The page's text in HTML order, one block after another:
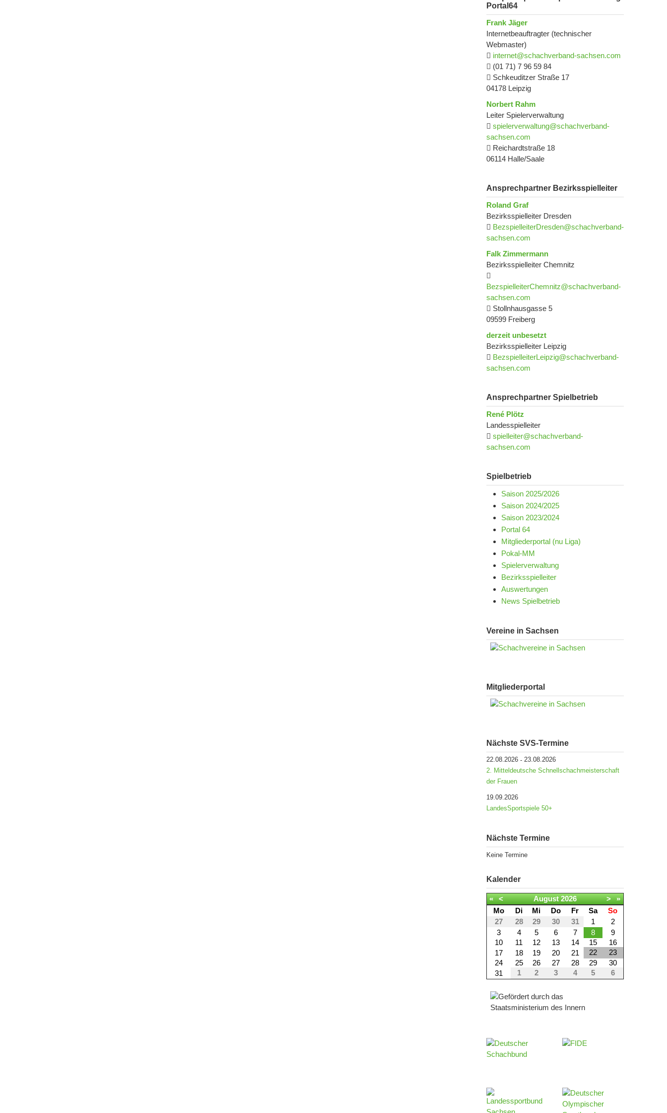
Portal64
Frank Jäger
Internetbeauftragter (technischer
Webmaster)
internet@schachverband-sachsen.com
(01 71) 7 96 59 84
Schkeuditzer Straße 17
04178 Leipzig
Norbert Rahm
Leiter Spielerverwaltung
spielerverwaltung@schachverband-
sachsen.com
Reichardtstraße 18
06114 Halle/Saale
Ansprechpartner Bezirksspielleiter
Roland Graf
Bezirksspielleiter Dresden
BezspielleiterDresden@schachverband-
sachsen.com
Falk Zimmermann
Bezirksspielleiter Chemnitz
BezspielleiterChemnitz@schachverband-
sachsen.com
Stollnhausgasse 5
09599 Freiberg
derzeit unbesetzt
Bezirksspielleiter Leipzig
BezspielleiterLeipzig@schachverband-
sachsen.com
Ansprechpartner Spielbetrieb
René Plötz
Landesspielleiter
spielleiter@schachverband-
sachsen.com
Spielbetrieb
Saison 2025/2026
Saison 2024/2025
Saison 2023/2024
Portal 64
Mitgliederportal (nu Liga)
Pokal-MM
Spielerverwaltung
Bezirksspielleiter
Auswertungen
News Spielbetrieb
Vereine in Sachsen
Mitgliederportal
Nächste SVS-Termine
22.08.2026- 23.08.2026
2. Mitteldeutsche Schnellschachmeisterschaft
der Frauen
19.09.2026
LandesSportspiele 50+
Nächste Termine
Keine Termine
Kalender
« < August 2026 >
»
Mo
Di Mi Do Fr Sa
So
27
28 29 30 31 1
2
3
4 5 6 7 8
9
10
11 12 13 14 15
16
17
18 19 20 21 22
23
24
25 26 27 28 29
30
31
1 2 3 4 5 6